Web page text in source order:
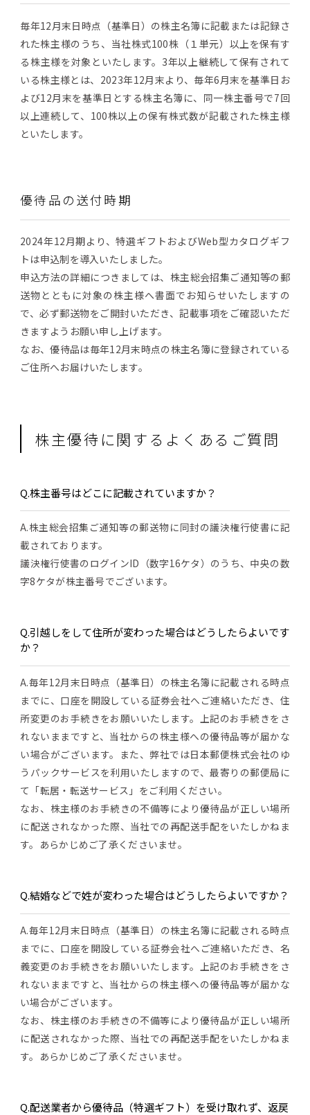
毎年12月末日時点（基準日）の株主名簿に記載または記録さ
れた株主様のうち、当社株式100株（１単元）以上を保有す
る株主様を対象といたします。3年以上継続して保有されて
いる株主様とは、2023年12月末より、毎年6月末を基準日お
よび12月末を基準日とする株主名簿に、同一株主番号で7回
以上連続して、100株以上の保有株式数が記載された株主様
といたします。
優待品の送付時期
2024年12月期より、特選ギフトおよびWeb型カタログギフ
トは申込制を導入いたしました。
申込方法の詳細につきましては、株主総会招集ご通知等の郵
送物とともに対象の株主様へ書面でお知らせいたしますの
で、必ず郵送物をご開封いただき、記載事項をご確認いただ
きますようお願い申し上げます。
なお、優待品は毎年12月末時点の株主名簿に登録されている
ご住所へお届けいたします。
株主優待に関するよくあるご質問
Q.株主番号はどこに記載されていますか？
A.株主総会招集ご通知等の郵送物に同封の議決権行使書に記
載されております。
議決権行使書のログインID（数字16ケタ）のうち、中央の数
字8ケタが株主番号でございます。
Q.引越しをして住所が変わった場合はどうしたらよいです
か？
A.毎年12月末日時点（基準日）の株主名簿に記載される時点
までに、口座を開設している証券会社へご連絡いただき、住
所変更のお手続きをお願いいたします。上記のお手続きをさ
れないままですと、当社からの株主様への優待品等が届かな
い場合がございます。また、弊社では日本郵便株式会社のゆ
うパックサービスを利用いたしますので、最寄りの郵便局に
て「転居・転送サービス」をご利用ください。
なお、株主様のお手続きの不備等により優待品が正しい場所
に配送されなかった際、当社での再配送手配をいたしかねま
す。あらかじめご了承くださいませ。
Q.結婚などで姓が変わった場合はどうしたらよいですか？
A.毎年12月末日時点（基準日）の株主名簿に記載される時点
までに、口座を開設している証券会社へご連絡いただき、名
義変更のお手続きをお願いいたします。上記のお手続きをさ
れないままですと、当社からの株主様への優待品等が届かな
い場合がございます。
なお、株主様のお手続きの不備等により優待品が正しい場所
に配送されなかった際、当社での再配送手配をいたしかねま
す。あらかじめご了承くださいませ。
Q.配送業者から優待品（特選ギフト）を受け取れず、返戻